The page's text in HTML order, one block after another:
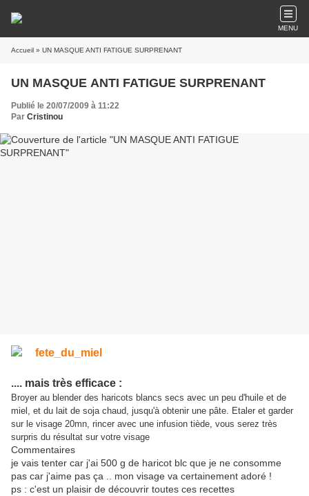
MENU
Accueil » UN MASQUE ANTI FATIGUE SURPRENANT
UN MASQUE ANTI FATIGUE SURPRENANT
Publié le 20/07/2009 à 11:22
Par Cristinou
.... mais très efficace :
Broyer au blender des haricots blancs secs avec un peu d'huile et de
miel, et du lait de soja chaud, jusqu'à obtenir une pâte. Etaler et garder
sur le visage 20mn, rincer avec une infusion tiède, vous serez très
surpris du résultat sur votre visage
Commentaires
je vais tenter car j'ai 500 g de haricot blc que je ne consomme
pas car j'aime pas ça .. mon visage va certainement adoré !
ps : c'est un plaisir de découvrir toutes ces recettes